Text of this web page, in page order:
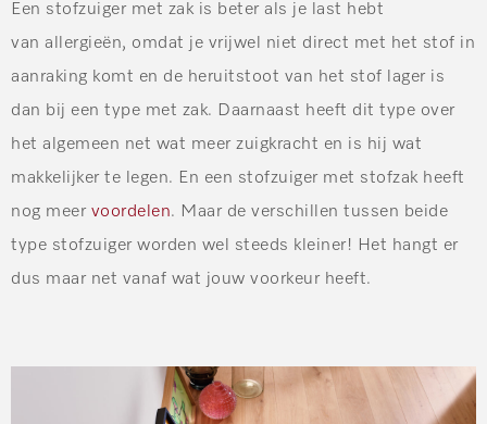
Een stofzuiger met zak is beter als je last hebt
van allergieën, omdat je vrijwel niet direct met het stof in
aanraking komt en de heruitstoot van het stof lager is
dan bij een type met zak. Daarnaast heeft dit type over
het algemeen net wat meer zuigkracht en is hij wat
makkelijker te legen. En een stofzuiger met stofzak heeft
nog meer voordelen. Maar de verschillen tussen beide
type stofzuiger worden wel steeds kleiner! Het hangt er
dus maar net vanaf wat jouw voorkeur heeft.